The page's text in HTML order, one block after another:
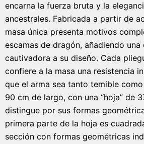
encarna la fuerza bruta y la
ancestrales. Fabricada a partir de
masa única presenta motivos
escamas de dragón, añadiendo una
cautivadora a su diseño. Cada
confiere a la masa una resistencia
que el arma sea tanto temible
90 cm de largo, con una “hoja” de
distingue por sus formas
primera parte de la hoja es
sección con formas geométricas